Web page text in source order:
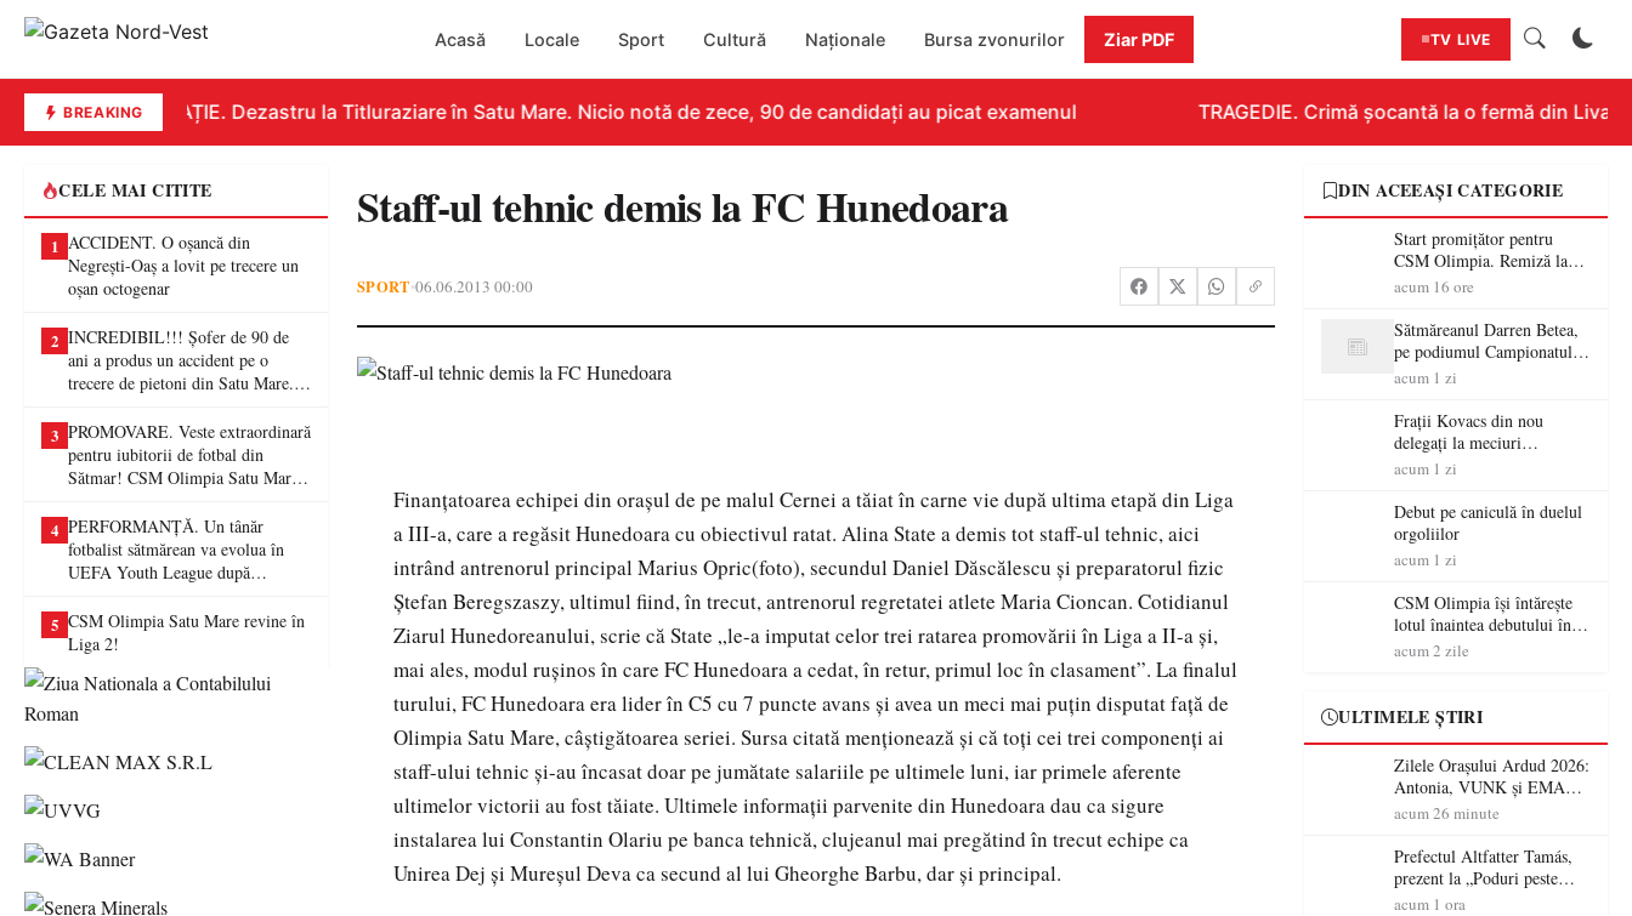
Acasă Locale Sport Cultură Naționale Bursa zvonurilor Ziar PDF TV LIVE
BREAKINGEDUCAȚIE. Dezastru la Titluraziare în Satu Mare. Nicio notă de zece, 90 de candidați au picat examenul TRAGEDIE. Crimă șocantă la o fermă din
CELE MAI CITITE
1 ACCIDENT. O oșancă din
Negrești-Oaș a lovit pe trecere un
oșan octogenar
2 INCREDIBIL!!! Șofer de 90 de
ani a produs un accident pe o
trecere de pietoni din Satu Mare. O
3 PROMOVARE. Veste extraordinară
pentru iubitorii de fotbal din
Sătmar! CSM Olimpia Satu Mare
4 PERFORMANȚĂ. Un tânăr
fotbalist sătmărean va evolua în
UEFA Youth League după
5 CSM Olimpia Satu Mare revine în
Liga 2!
Staff-ul tehnic demis la FC Hunedoara
SPORT•06.06.2013 00:00
Finanțatoarea echipei din orașul de pe malul Cernei a tăiat în carne vie după ultima etapă din Liga
a III-a, care a regăsit Hunedoara cu obiectivul ratat. Alina State a demis tot staff-ul tehnic, aici
intrând antrenorul principal Marius Opric(foto), secundul Daniel Dăscălescu și preparatorul fizic
Ștefan Beregszaszy, ultimul fiind, în trecut, antrenorul regretatei atlete Maria Cioncan. Cotidianul
Ziarul Hunedoreanului, scrie că State „le-a imputat celor trei ratarea promovării în Liga a II-a și,
mai ales, modul rușinos în care FC Hunedoara a cedat, în retur, primul loc în clasament”. La finalul
turului, FC Hunedoara era lider în C5 cu 7 puncte avans și avea un meci mai puţin disputat faţă de
Olimpia Satu Mare, câştigătoarea seriei. Sursa citată menţionează şi că toţi cei trei componenţi ai
staff-ului tehnic şi-au încasat doar pe jumătate salariile pe ultimele luni, iar primele aferente
ultimelor victorii au fost tăiate. Ultimele informaţii parvenite din Hunedoara dau ca sigure
instalarea lui Constantin Olariu pe banca tehnică, clujeanul mai pregătind în trecut echipe ca
Unirea Dej şi Mureşul Deva ca secund al lui Gheorghe Barbu, dar şi principal.
DIN ACEEAȘI CATEGORIE
Start promițător pentru
CSM Olimpia. Remiză la
Dumbrăvița în debutul
acum 16 ore
Sătmăreanul Darren Betea,
pe podiumul Campionatului
European RMC CE, după
lui Kimi Räikkönen
acum 1 zi
Frații Kovacs din nou
delegați la meciuri
importante în Europa
acum 1 zi
Debut pe caniculă în duelul
orgoliilor
acum 1 zi
CSM Olimpia își întărește
lotul înaintea debutului în
Liga 2
acum 2 zile
ULTIMELE ȘTIRI
Zilele Orașului Ardud 2026:
Antonia, VUNK și EMAA
urcă pe scena Cetății Ardud.
acum 26 minute
Prefectul Altfatter Tamás,
prezent la „Poduri peste
granițe – Zilele Diasporei
acum 1 ora